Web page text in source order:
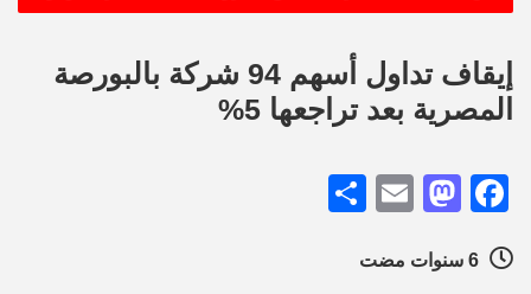
إيقاف تداول أسهم 94 شركة بالبورصة
المصرية بعد تراجعها 5%
Facebook
Mastodon
Email